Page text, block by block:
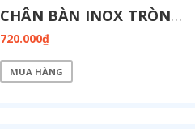
CHÂN BÀN INOX TRÒN CI-T38
720.000₫
MUA HÀNG